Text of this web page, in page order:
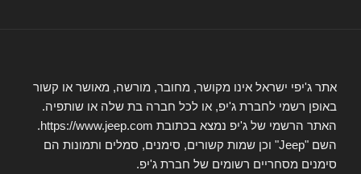
אתר ג'יפי ישראל אינו מקושר, מחובר, מורשה, מאושר או קשור
באופן רשמי לחברת ג'יפ, או לכל חברה בת שלה או שותפיה.
האתר הרשמי של ג'יפ נמצא בכתובת https://www.jeep.com.
השם "Jeep" וכן שמות קשורים, סימנים, סמלים ותמונות הם
סימנים מסחריים רשומים של חברת ג'יפ.